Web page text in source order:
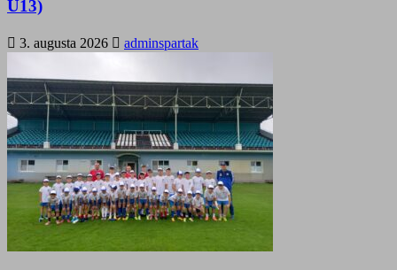
U13)
3. augusta 2026 adminspartak